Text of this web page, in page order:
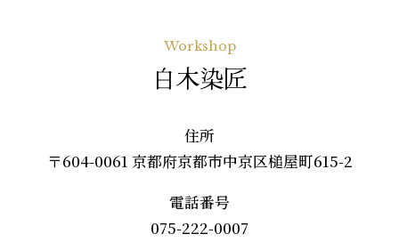
Workshop
白木染匠
住所
〒604-0061 京都府京都市中京区槌屋町615-2
電話番号
075-222-0007